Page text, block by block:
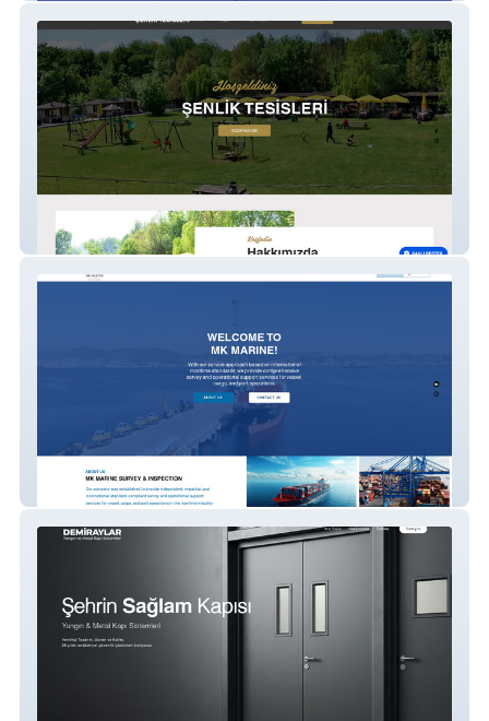
Şenlik Tesisleri
MK MARINE SURVEY